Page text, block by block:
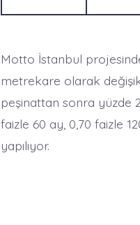
Motto İstanbul
metrekare olarak
peşinattan sonra yüzde
faizle 60 ay, 0,70 faizle
yapılıyor.